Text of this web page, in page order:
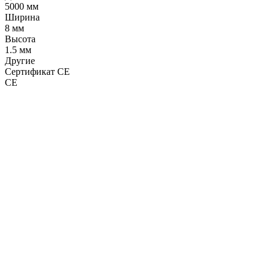
5000 мм
Ширина
8 мм
Высота
1.5 мм
Другие
Сертификат CE
CE